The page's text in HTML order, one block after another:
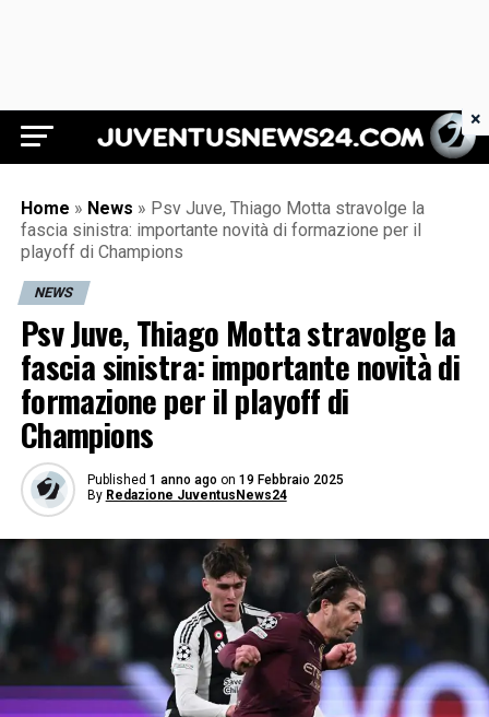
Juventus News 24
Home » News » Psv Juve, Thiago Motta stravolge la
fascia sinistra: importante novità di formazione per il
playoff di Champions
NEWS
Psv Juve, Thiago Motta stravolge la
fascia sinistra: importante novità di
formazione per il playoff di
Champions
Published 1 anno ago on 19 Febbraio 2025
By Redazione JuventusNews24
×